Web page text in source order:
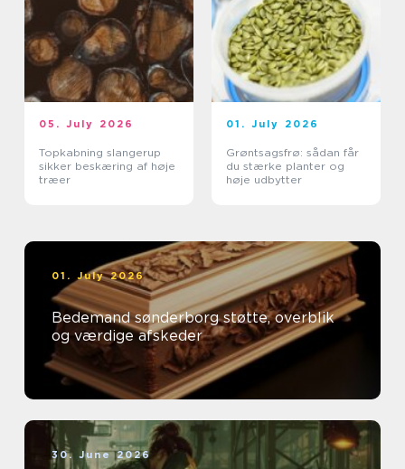
05. July 2026
Topkabning slangerup
sikker beskæring af høje
træer
01. July 2026
Grøntsagsfrø: sådan får
du stærke planter og
høje udbytter
01. July 2026
Bedemand sønderborg støtte, overblik
og værdige afskeder
30. June 2026